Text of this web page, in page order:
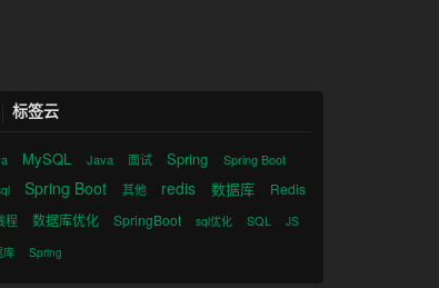
标签云
MySQL Java 面试 Spring Spring Boot
Spring Boot 其他 redis 数据库 Redis
程 数据库优化 SpringBoot sql优化 SQL
JS
库
Spring